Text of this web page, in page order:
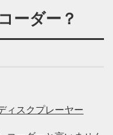
ーダー？
ィスクプレーヤー